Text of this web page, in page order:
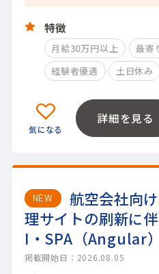
特徴
月給30万円以上
最寄
経験者優遇
土日休み
詳細を見る
NEW
航空会社向
理サイトの刷新に
I・SPA（Angular
掲載開始日：2026.08.05